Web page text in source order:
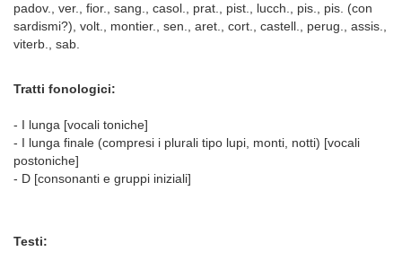
padov., ver., fior., sang., casol., prat., pist., lucch., pis., pis. (con
sardismi?), volt., montier., sen., aret., cort., castell., perug., assis.,
viterb., sab.
Tratti fonologici:
- I lunga [vocali toniche]
- I lunga finale (compresi i plurali tipo lupi, monti, notti) [vocali
postoniche]
- D [consonanti e gruppi iniziali]
Testi: